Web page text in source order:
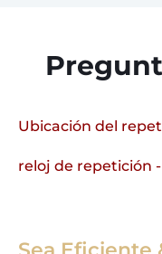
Ubicación del
reloj de repetición